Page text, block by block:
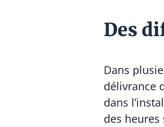
Des
Dans
délivrance
dans
des